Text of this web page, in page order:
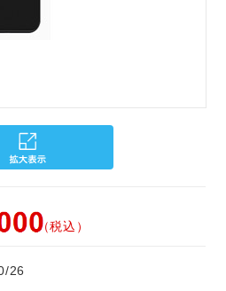
（税込）
26